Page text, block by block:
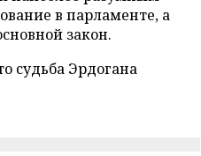
в парламенте, а
закон.
судьба Эрдогана